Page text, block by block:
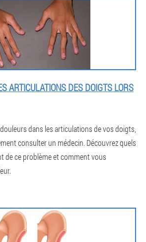
ARTICULATIONS DES DOIGTS LORS
dans les articulations de vos doigts,
consulter un médecin. Découvrez quels
de ce problème et comment vous